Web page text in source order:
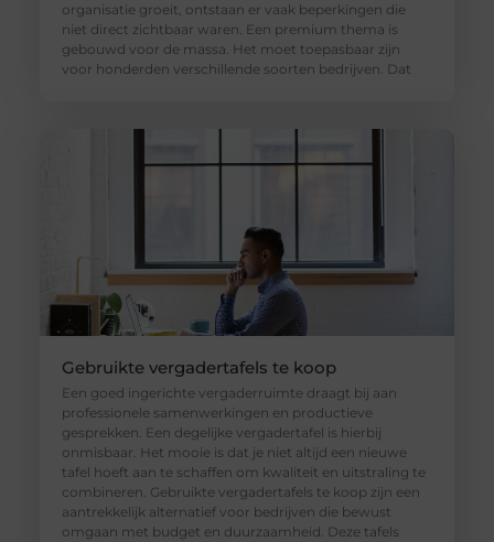
organisatie groeit, ontstaan er vaak beperkingen die
niet direct zichtbaar waren. Een premium thema is
gebouwd voor de massa. Het moet toepasbaar zijn
voor honderden verschillende soorten bedrijven. Dat
Gebruikte vergadertafels te koop
Een goed ingerichte vergaderruimte draagt bij aan
professionele samenwerkingen en productieve
gesprekken. Een degelijke vergadertafel is hierbij
onmisbaar. Het mooie is dat je niet altijd een nieuwe
tafel hoeft aan te schaffen om kwaliteit en uitstraling te
combineren. Gebruikte vergadertafels te koop zijn een
aantrekkelijk alternatief voor bedrijven die bewust
omgaan met budget en duurzaamheid. Deze tafels